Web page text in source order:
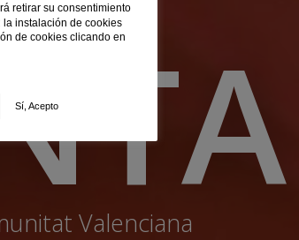
Valenciana
retirar su consentimiento
la instalación de cookies
de cookies clicando en
Sí, Acepto